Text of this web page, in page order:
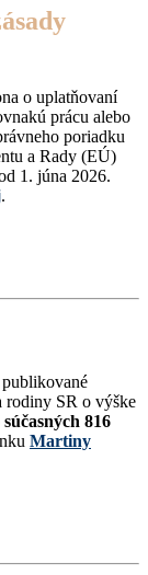
o uplatňovaní
prácu alebo
poriadku
a Rady (EÚ)
1. júna 2026.
.
rodiny SR o výške
816
Martiny